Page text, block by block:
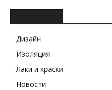
Дизайн
Изоляция
Лаки и краски
Новости